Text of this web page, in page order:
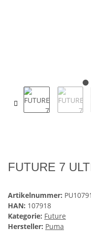
FUTURE 7
Artikelnummer:
HAN: 107918
Kategorie: Future
Hersteller: Puma